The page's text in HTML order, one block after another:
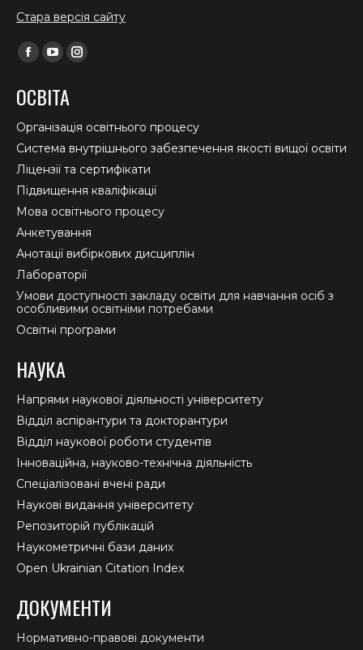
Стара версія сайту
Find us on:
Facebook
opens
in
new
window
YouTube
opens
in
new
window
Instagram
in
new
window
ОСВІТА
Організація освітнього процесу
Система внутрішнього забезпечення якості вищої освіти
Ліцензії та сертифікати
Підвищення кваліфікації
Мова освітнього процесу
Анкетування
Анотації вибіркових дисциплін
Лабораторії
Умови доступності закладу освіти для навчання осіб з
особливими освітніми потребами
Освітні програми
НАУКА
Напрями наукової діяльності університету
Відділ аспірантури та докторантури
Відділ наукової роботи студентів
Інноваційна, науково-технічна діяльність
Спеціалізовані вчені ради
Наукові видання університету
Репозиторій публікацій
Наукометричні бази даних
Open Ukrainian Citation Index
ДОКУМЕНТИ
Нормативно-правові документи